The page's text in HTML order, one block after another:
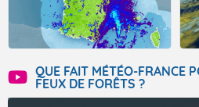
QUE FAIT MÉTÉO-FRANCE
FEUX DE FORÊTS ?